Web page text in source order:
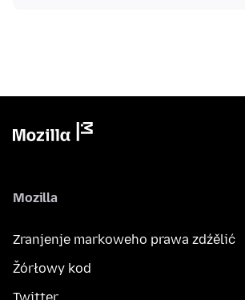
Mozilla
Zranjenje markoweho prawa zdźělić
Žórłowy kod